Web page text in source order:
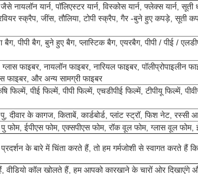
यार्न, पॉलिएस्टर यार्न, विस्कोस यार्न, फ्लेक्स यार्न, सूती
स्क्रैप, जींस, तौलिया, टोपी स्क्रैप, गैर -बुने हुए कपड़े, सूती
बैग, पीपी बैग, बुने हुए बैग, प्लास्टिक बैग, एयरबैग, पीपी / पीई /
फाइबर, नायलॉन फाइबर, नारियल फाइबर, पॉलीप्रोपाइलीन
फाइबर, और अन्य सामग्री फाइबर
फिल्में, पीई फिल्में, पीपी फिल्में, एचडीपीई फिल्में, टीपीयू फिल्में,
दीवार के कागज, किताबें, कार्डबोर्ड, प्लांट स्ट्रॉ, फिश नेट, रस्सी
फोम, ईपीएस फोम, एक्सपीएस फोम, रॉक वूल फोम, ग्लास वूल फोम,
के बारे में चिंता करते हैं, तो हम गर्मजोशी से स्वागत करते
वीडियो कॉल खोलते हैं, हम आपको कारखाने के चारों ओर दिखाएंगे